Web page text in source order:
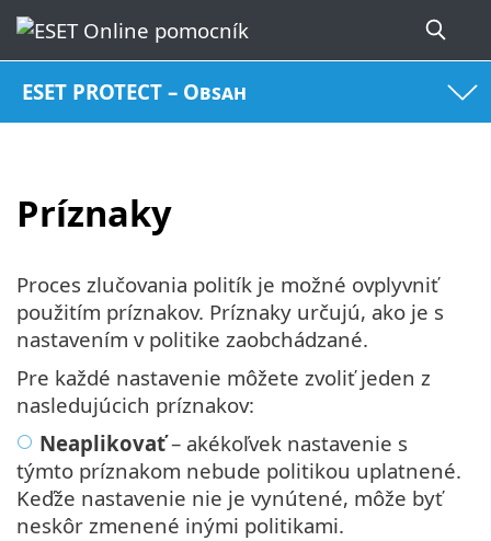
ESET PROTECT – Obsah
Príznaky
Proces zlučovania politík je možné ovplyvniť
použitím príznakov. Príznaky určujú, ako je s
nastavením v politike zaobchádzané.
Pre každé nastavenie môžete zvoliť jeden z
nasledujúcich príznakov:
Neaplikovať– akékoľvek nastavenie s
týmto príznakom nebude politikou uplatnené.
Keďže nastavenie nie je vynútené, môže byť
neskôr zmenené inými politikami.